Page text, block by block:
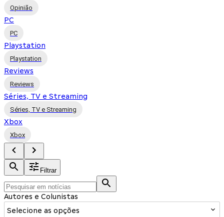
Opinião
PC
PC
Playstation
Playstation
Reviews
Reviews
Séries, TV e Streaming
Séries, TV e Streaming
Xbox
Xbox
Filtrar
Autores e Colunistas
Selecione as opções